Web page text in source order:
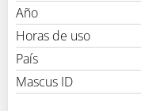
Año
Horas de uso
País
Mascus ID